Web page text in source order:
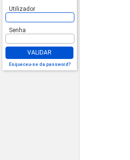
Utilizador
Senha
VALIDAR
Esqueceu-se da password?